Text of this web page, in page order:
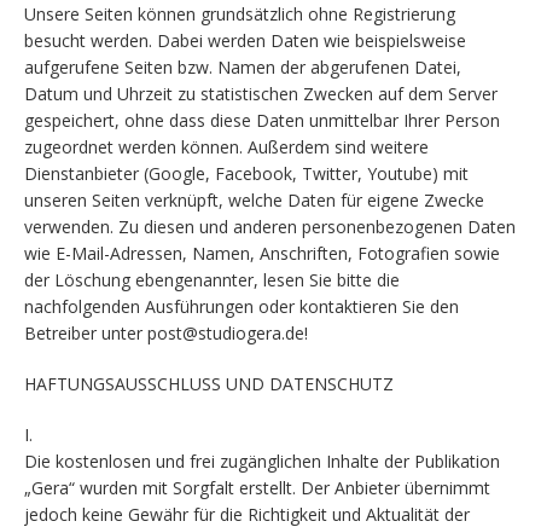
Unsere Seiten können grundsätzlich ohne Registrierung
besucht werden. Dabei werden Daten wie beispielsweise
aufgerufene Seiten bzw. Namen der abgerufenen Datei,
Datum und Uhrzeit zu statistischen Zwecken auf dem Server
gespeichert, ohne dass diese Daten unmittelbar Ihrer Person
zugeordnet werden können. Außerdem sind weitere
Dienstanbieter (Google, Facebook, Twitter, Youtube) mit
unseren Seiten verknüpft, welche Daten für eigene Zwecke
verwenden. Zu diesen und anderen personenbezogenen Daten
wie E-Mail-Adressen, Namen, Anschriften, Fotografien sowie
der Löschung ebengenannter, lesen Sie bitte die
nachfolgenden Ausführungen oder kontaktieren Sie den
Betreiber unter post@studiogera.de!
HAFTUNGSAUSSCHLUSS UND DATENSCHUTZ
I.
Die kostenlosen und frei zugänglichen Inhalte der Publikation
„Gera“ wurden mit Sorgfalt erstellt. Der Anbieter übernimmt
jedoch keine Gewähr für die Richtigkeit und Aktualität der